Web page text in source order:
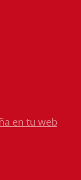
en tu web